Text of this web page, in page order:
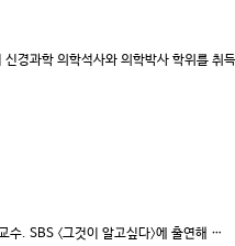
경과학 의학석사와 의학박사 학위를 취
. SBS 〈그것이 알고싶다〉에 출연해 …